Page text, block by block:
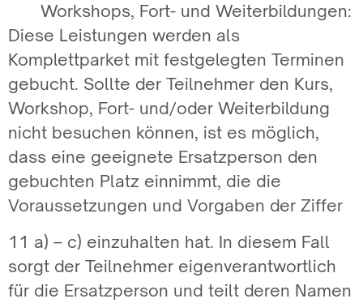
Workshops, Fort- und Weiterbildungen:
Diese Leistungen werden als
Komplettparket mit festgelegten Terminen
gebucht. Sollte der Teilnehmer den Kurs,
Workshop, Fort- und/oder Weiterbildung
nicht besuchen können, ist es möglich,
dass eine geeignete Ersatzperson den
gebuchten Platz einnimmt, die die
Voraussetzungen und Vorgaben der Ziffer
11 a) – c) einzuhalten hat. In diesem Fall
sorgt der Teilnehmer eigenverantwortlich
für die Ersatzperson und teilt deren Namen